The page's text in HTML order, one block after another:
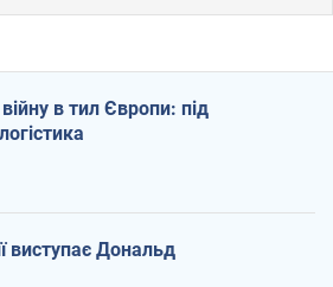
в тил Європи: під
виступає Дональд